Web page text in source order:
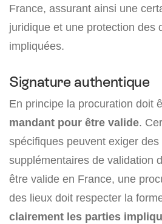
France, assurant ainsi une
juridique et une protection des
impliquées.
Signature authentique
En principe la procuration doit
mandant pour être valide.
spécifiques peuvent exiger
supplémentaires de validation
être valide en France, une
des lieux doit respecter la
clairement les parties